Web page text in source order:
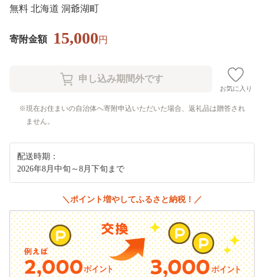
無料 北海道 洞爺湖町
寄附金額 15,000円
お気に入り
現在お住まいの自治体へ寄附申込いただいた場合、返礼品は贈答され
ません。
配送時期：
2026年8月中旬～8月下旬まで
＼ポイント増やしてふるさと納税！／